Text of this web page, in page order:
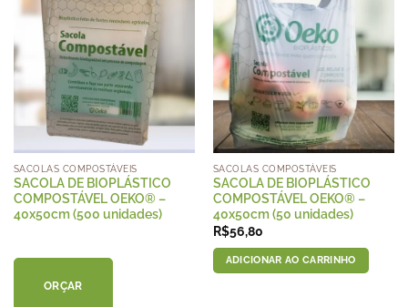
SACOLAS COMPOSTÁVEIS
SACOLA DE BIOPLÁSTICO
COMPOSTÁVEL OEKO® –
40x50cm (500 unidades)
ORÇAR
SACOLAS COMPOSTÁVEIS
SACOLA DE BIOPLÁSTICO
COMPOSTÁVEL OEKO® –
40x50cm (50 unidades)
R$56,80
ADICIONAR AO CARRINHO